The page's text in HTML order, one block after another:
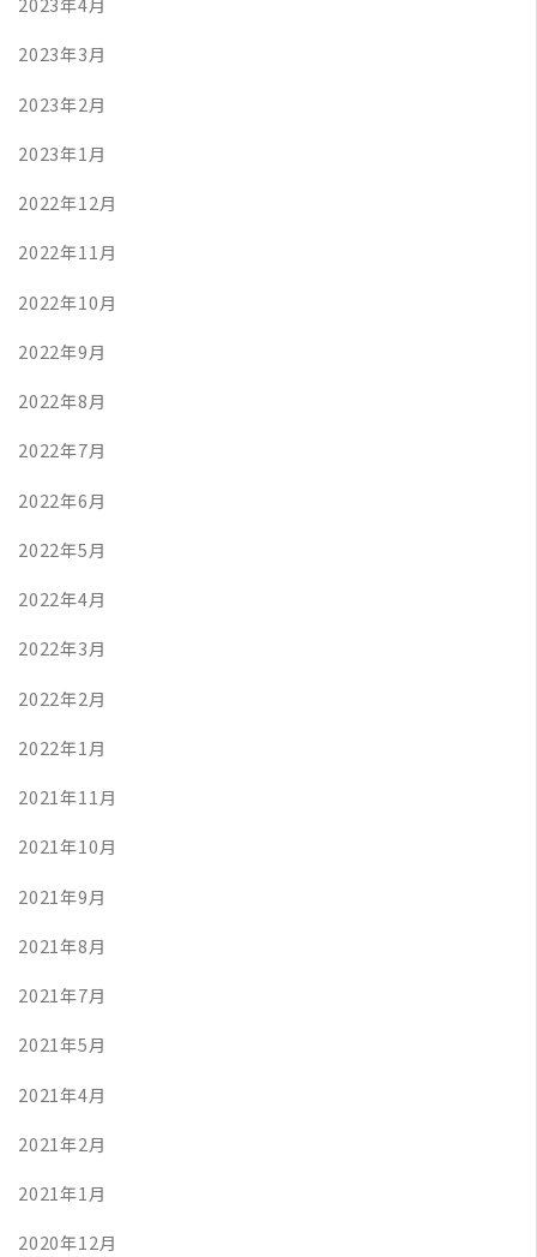
2023年3月
2023年2月
2023年1月
2022年12月
2022年11月
2022年10月
2022年9月
2022年8月
2022年7月
2022年6月
2022年5月
2022年4月
2022年3月
2022年2月
2022年1月
2021年11月
2021年10月
2021年9月
2021年8月
2021年7月
2021年5月
2021年4月
2021年2月
2021年1月
2020年12月